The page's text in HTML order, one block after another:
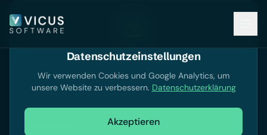
Dokumentation
Dokumentation durchsuchen
Datenschutzeinstellungen
Wir verwenden Cookies und Google Analytics, um
unsere Website zu verbessern. Datenschutzerklärung
Akzeptieren